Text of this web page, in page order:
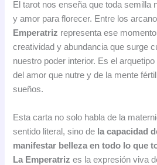
El tarot nos enseña que toda semilla
y amor para florecer. Entre los
Emperatriz representa ese
creatividad y abundancia que surge
nuestro poder interior. Es el
del amor que nutre y de la mente
sueños.
Esta carta no solo habla de la
sentido literal, sino de la capacidad
manifestar belleza en todo lo que
La Emperatriz es la expresión viva